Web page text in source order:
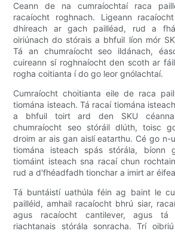
Ceann de na cumraíochtaí raca
racaíocht roghnach. Ligeann
dhíreach ar gach pailléad, rud a
oiriúnach do stórais a bhfuil líon mór
Tá an chumraíocht seo ildánach,
cuireann sí roghnaíocht den scoth ar
rogha coitianta í do go leor gnólachtaí.
Cumraíocht choitianta eile de raca
tiomána isteach. Tá racaí tiomána
a bhfuil toirt ard den SKU
chumraíocht seo stóráil dlúth, toisc
droim ar ais gan aislí eatarthu. Cé go n-
tiomána isteach spás stórála, bíonn
tiomáint isteach sna racaí chun
rud a d'fhéadfadh tionchar a imirt ar
Tá buntáistí uathúla féin ag baint le
pailléid, amhail racaíocht bhrú siar,
agus racaíocht cantilever, agus tá
riachtanais stórála sonracha. Trí